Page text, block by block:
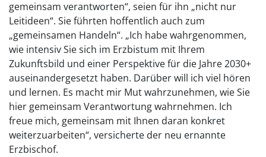
gemeinsam verantworten“, seien für ihn „nicht nur
Leitideen“. Sie führten hoffentlich auch zum
„gemeinsamen Handeln“. „Ich habe wahrgenommen,
wie intensiv Sie sich im Erzbistum mit Ihrem
Zukunftsbild und einer Perspektive für die Jahre 2030+
auseinandergesetzt haben. Darüber will ich viel hören
und lernen. Es macht mir Mut wahrzunehmen, wie Sie
hier gemeinsam Verantwortung wahrnehmen. Ich
freue mich, gemeinsam mit Ihnen daran konkret
weiterzuarbeiten“, versicherte der neu ernannte
Erzbischof.